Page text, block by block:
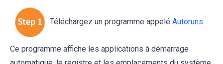
Téléchargez un programme appelé Autoruns.
Ce programme affiche les applications à démarrage